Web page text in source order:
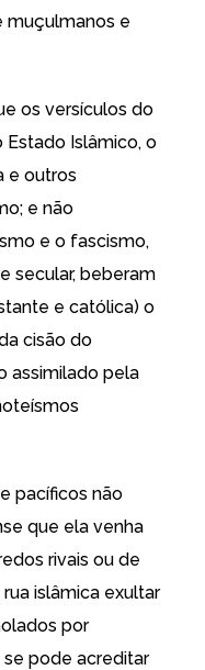
muçulmanos e
os versículos do
Islâmico, o
e outros
e não
e o fascismo,
secular, beberam
e católica) o
cisão do
assimilado pela
pacíficos não
que ela venha
rivais ou de
islâmica exultar
por
pode acreditar